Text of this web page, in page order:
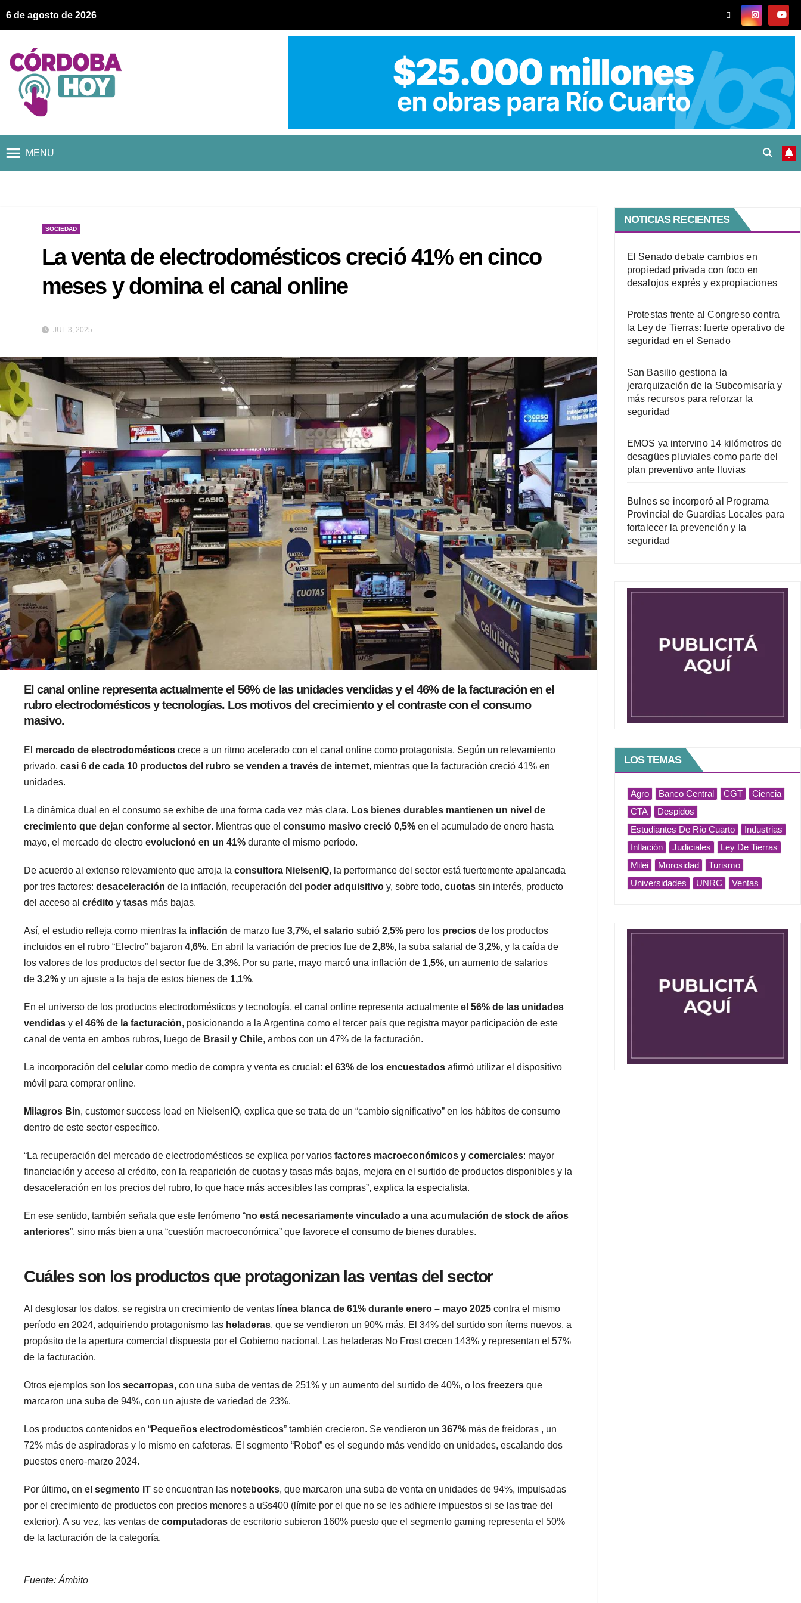
6 de agosto de 2026
MENU
SOCIEDAD
La venta de electrodomésticos creció 41% en cinco
meses y domina el canal online
JUL 3, 2025
El canal online representa actualmente el 56% de las unidades vendidas y el 46% de la facturación en el
rubro electrodomésticos y tecnologías. Los motivos del crecimiento y el contraste con el consumo
masivo.
El mercado de electrodomésticos crece a un ritmo acelerado con el canal online como protagonista. Según un relevamiento
privado, casi 6 de cada 10 productos del rubro se venden a través de internet, mientras que la facturación creció 41% en
unidades.
La dinámica dual en el consumo se exhibe de una forma cada vez más clara. Los bienes durables mantienen un nivel de
crecimiento que dejan conforme al sector. Mientras que el consumo masivo creció 0,5% en el acumulado de enero hasta
mayo, el mercado de electro evolucionó en un 41% durante el mismo período.
De acuerdo al extenso relevamiento que arroja la consultora NielsenIQ, la performance del sector está fuertemente apalancada
por tres factores: desaceleración de la inflación, recuperación del poder adquisitivo y, sobre todo, cuotas sin interés, producto
del acceso al crédito y tasas más bajas.
Así, el estudio refleja como mientras la inflación de marzo fue 3,7%, el salario subió 2,5% pero los precios de los productos
incluidos en el rubro “Electro” bajaron 4,6%. En abril la variación de precios fue de 2,8%, la suba salarial de 3,2%, y la caída de
los valores de los productos del sector fue de 3,3%. Por su parte, mayo marcó una inflación de 1,5%, un aumento de salarios
de 3,2% y un ajuste a la baja de estos bienes de 1,1%.
En el universo de los productos electrodomésticos y tecnología, el canal online representa actualmente el 56% de las unidades
vendidas y el 46% de la facturación, posicionando a la Argentina como el tercer país que registra mayor participación de este
canal de venta en ambos rubros, luego de Brasil y Chile, ambos con un 47% de la facturación.
La incorporación del celular como medio de compra y venta es crucial: el 63% de los encuestados afirmó utilizar el dispositivo
móvil para comprar online.
Milagros Bin, customer success lead en NielsenIQ, explica que se trata de un “cambio significativo” en los hábitos de consumo
dentro de este sector específico.
“La recuperación del mercado de electrodomésticos se explica por varios factores macroeconómicos y comerciales: mayor
financiación y acceso al crédito, con la reaparición de cuotas y tasas más bajas, mejora en el surtido de productos disponibles y la
desaceleración en los precios del rubro, lo que hace más accesibles las compras”, explica la especialista.
En ese sentido, también señala que este fenómeno “no está necesariamente vinculado a una acumulación de stock de años
anteriores”, sino más bien a una “cuestión macroeconómica” que favorece el consumo de bienes durables.
Cuáles son los productos que protagonizan las ventas del sector
Al desglosar los datos, se registra un crecimiento de ventas línea blanca de 61% durante enero – mayo 2025 contra el mismo
período en 2024, adquiriendo protagonismo las heladeras, que se vendieron un 90% más. El 34% del surtido son ítems nuevos, a
propósito de la apertura comercial dispuesta por el Gobierno nacional. Las heladeras No Frost crecen 143% y representan el 57%
de la facturación.
Otros ejemplos son los secarropas, con una suba de ventas de 251% y un aumento del surtido de 40%, o los freezers que
marcaron una suba de 94%, con un ajuste de variedad de 23%.
Los productos contenidos en “Pequeños electrodomésticos” también crecieron. Se vendieron un 367% más de freidoras , un
72% más de aspiradoras y lo mismo en cafeteras. El segmento “Robot” es el segundo más vendido en unidades, escalando dos
puestos enero-marzo 2024.
Por último, en el segmento IT se encuentran las notebooks, que marcaron una suba de venta en unidades de 94%, impulsadas
por el crecimiento de productos con precios menores a u$s400 (límite por el que no se les adhiere impuestos si se las trae del
exterior). A su vez, las ventas de computadoras de escritorio subieron 160% puesto que el segmento gaming representa el 50%
de la facturación de la categoría.
Fuente: Ámbito
NOTICIAS RECIENTES
El Senado debate cambios en
propiedad privada con foco en
desalojos exprés y expropiaciones
Protestas frente al Congreso contra
la Ley de Tierras: fuerte operativo de
seguridad en el Senado
San Basilio gestiona la
jerarquización de la Subcomisaría y
más recursos para reforzar la
seguridad
EMOS ya intervino 14 kilómetros de
desagües pluviales como parte del
plan preventivo ante lluvias
Bulnes se incorporó al Programa
Provincial de Guardias Locales para
fortalecer la prevención y la
seguridad
LOS TEMAS
Agro Banco Central CGT
Ciencia
CTA
Despidos
Estudiantes De Río Cuarto
Industrias
Inflación
Judiciales
Ley De Tierras
Milei
Morosidad
Turismo
Universidades
UNRC Ventas